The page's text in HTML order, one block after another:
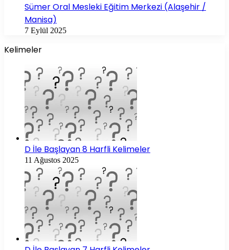
Sümer Oral Mesleki Eğitim Merkezi (Alaşehir /
Manisa)
7 Eylül 2025
Kelimeler
D İle Başlayan 8 Harfli Kelimeler
11 Ağustos 2025